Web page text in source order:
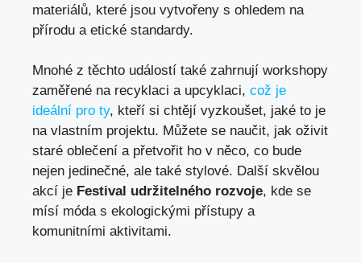
materiálů, které jsou vytvořeny s ohledem na
přírodu a etické standardy.
Mnohé z těchto událostí také zahrnují workshopy
zaměřené na recyklaci a upcyklaci, což je
ideální pro ty, kteří si chtějí vyzkoušet, jaké to je
na vlastním projektu. Můžete se naučit, jak oživit
staré oblečení a přetvořit ho v něco, co bude
nejen jedinečné, ale také stylové. Další skvělou
akcí je Festival udržitelného rozvoje, kde se
mísí móda s ekologickými přístupy a
komunitními aktivitami.